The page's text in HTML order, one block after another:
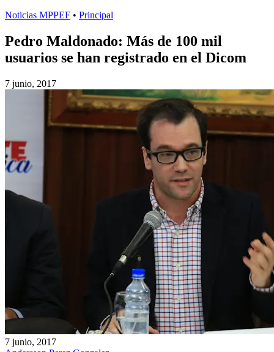
Noticias MPPEF • Principal
Pedro Maldonado: Más de 100 mil
usuarios se han registrado en el Dicom
7 junio, 2017
7 junio, 2017